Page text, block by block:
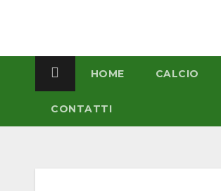
HOME CALCIO
CONTATTI